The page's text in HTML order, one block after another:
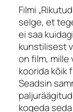
Filmi
selge, et
ei saa
kunstilisest
on film, mille
koorida kõik
Seadsin
kogeda